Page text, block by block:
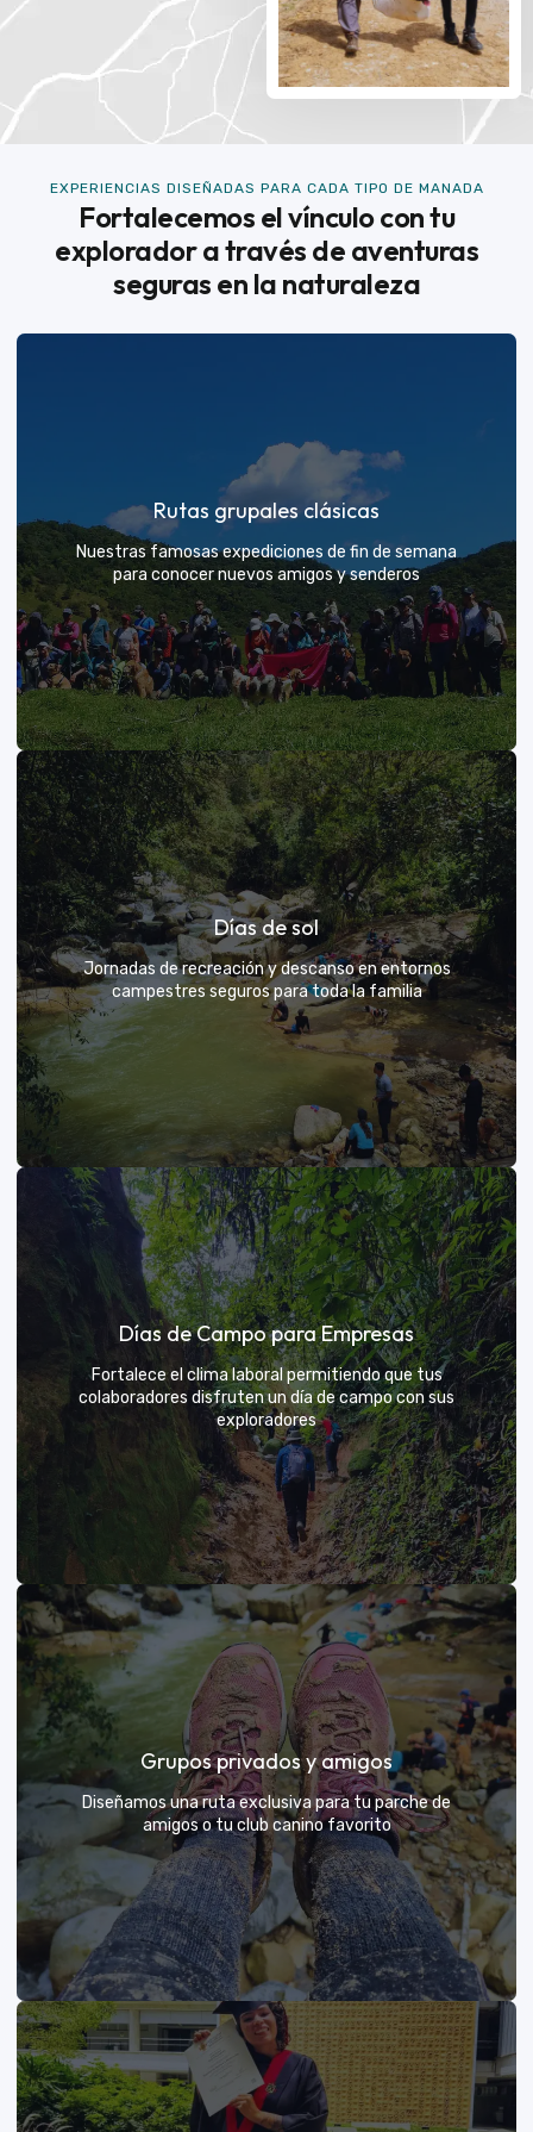
EXPERIENCIAS DISEÑADAS PARA CADA TIPO DE MANADA
Fortalecemos el vínculo con tu
explorador a través de aventuras
seguras en la naturaleza
Rutas grupales clásicas
Nuestras famosas expediciones de fin de semana
para conocer nuevos amigos y senderos
Rutas grupales clásicas
Únete a la manada y descubre nuevos senderos
VER MÁS
Días de sol
Jornadas de recreación y descanso en entornos
campestres seguros para toda la familia
Días de sol
Un respiro campestre diseñado para el descanso y la
diversión de todos
VER MÁS
Días de Campo para Empresas
Fortalece el clima laboral permitiendo que tus
colaboradores disfruten un día de campo con sus
exploradores
Días de Campo para Empresas
El mejor beneficio para tu equipo: compartir con sus
exploradores y fortalecer lazos rodeados de
naturaleza
VER MÁS
Grupos privados y amigos
Diseñamos una ruta exclusiva para tu parche de
amigos o tu club canino favorito